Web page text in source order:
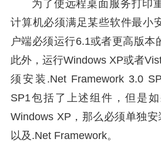
为了使远程桌面服务打印
计算机必须满足某些软件最小
户端必须运行6.1或者更高版本
此外，运行Windows XP或者
须安装.Net Framework 3.0
SP1包括了上述组件，但是
Windows XP，那么必须单独
以及.Net Framework。